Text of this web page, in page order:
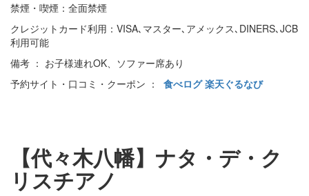
禁煙・喫煙：全面禁煙
クレジットカード利用：VISA､マスター､アメックス､DINERS､JCB
利用可能
備考 ： お子様連れOK、ソファー席あり
予約サイト・口コミ・クーポン ： 食べログ楽天ぐるなび
【代々木八幡】ナタ・デ・ク
リスチアノ